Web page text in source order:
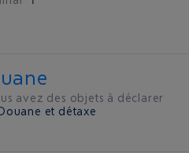
avez des objets à déclarer
et détaxe